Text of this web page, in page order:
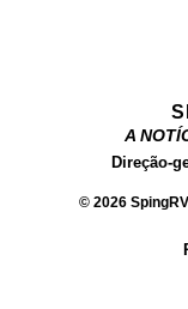
A
Direção-
© 2026